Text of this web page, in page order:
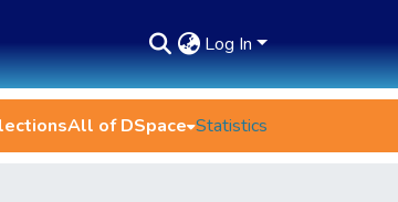
Log In
All of DSpace Statistics